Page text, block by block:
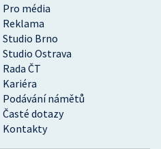
Pro média
Reklama
Studio Brno
Studio Ostrava
Rada ČT
Kariéra
Podávání námětů
Časté dotazy
Kontakty